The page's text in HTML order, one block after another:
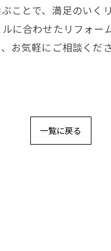
ことで、満足のいく
合わせたリフォー
お気軽にご相談くださ
一覧に戻る